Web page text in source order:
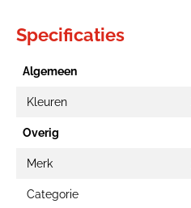
Specificaties
Algemeen
Kleuren
Overig
Merk
Categorie